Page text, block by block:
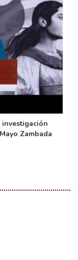
Zambada